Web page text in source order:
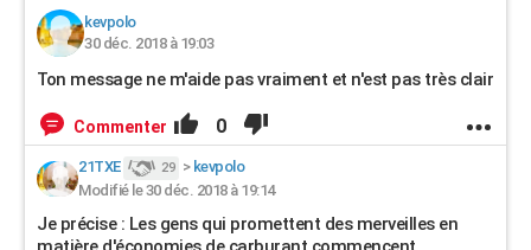
kevpolo
30 déc. 2018 à 19:03
Ton message ne m'aide pas vraiment et n'est pas très clair
Commenter 0
21TXE 29 > kevpolo
Modifié le 30 déc. 2018 à 19:14
Je précise : Les gens qui promettent des merveilles en